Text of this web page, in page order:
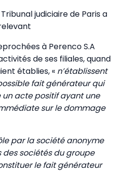
judiciaire de Paris a
à Perenco S.A
de ses filiales, quand
établies, « n’établissent
fait générateur qui
un acte positif ayant une
sur le dommage
par la société anonyme
sociétés du groupe
le fait générateur